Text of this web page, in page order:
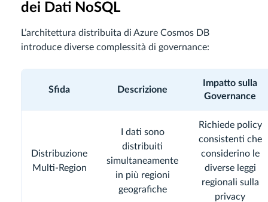
dei Dati NoSQL
L’architettura distribuita di Azure Cosmos DB
introduce diverse complessità di governance:
Sfida Descrizione
Impatto sulla
Governance
Distribuzione
Multi-Region
I dati sono
distribuiti
simultaneamente
in più regioni
geografiche
Richiede policy
consistenti che
considerino le
diverse leggi
regionali sulla
privacy